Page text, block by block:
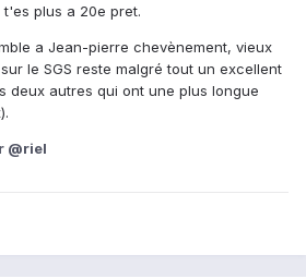
plus a 20e pret.
a Jean-pierre chevènement, vieux
le SGS reste malgré tout un excellent
deux autres qui ont une plus longue
@riel